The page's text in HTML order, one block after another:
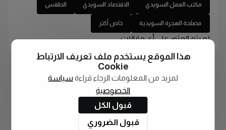
مكتب العمل السويدي الاقتصاد السويدي الطقس
مصلحة الهجرة السويدية خاص أكتر
لم يتم العثور على أي مقالات
هذا الموقع يستخدم ملف تعريف الارتباط
Cookie
لمزيد من المعلومات الرجاء قراءة سياسة
الخصوصية
قبول الكل
قبول الضروري